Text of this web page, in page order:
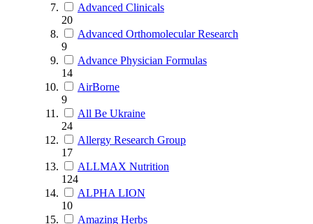
Advanced Clinicals
20
Advanced Orthomolecular Research
9
Advance Physician Formulas
14
AirBorne
9
All Be Ukraine
24
Allergy Research Group
17
ALLMAX Nutrition
124
ALPHA LION
10
Amazing Herbs